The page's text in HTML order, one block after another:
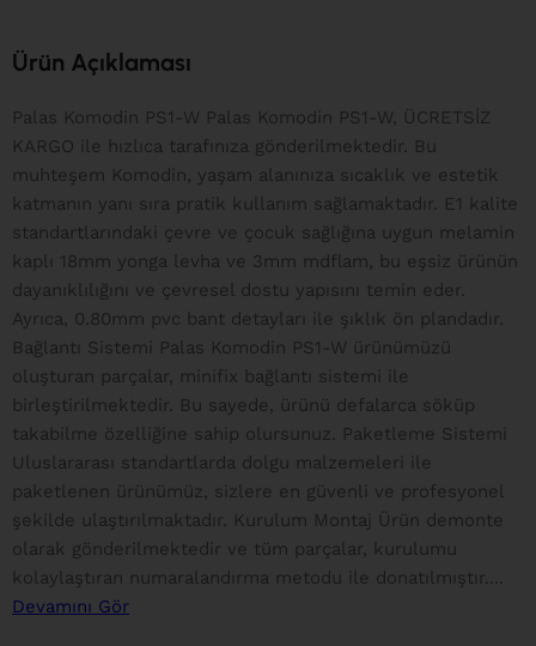
Ürün Açıklaması
Palas Komodin PS1-W Palas Komodin PS1-W, ÜCRETSİZ
KARGO ile hızlıca tarafınıza gönderilmektedir. Bu
muhteşem Komodin, yaşam alanınıza sıcaklık ve estetik
katmanın yanı sıra pratik kullanım sağlamaktadır. E1 kalite
standartlarındaki çevre ve çocuk sağlığına uygun melamin
kaplı 18mm yonga levha ve 3mm mdflam, bu eşsiz ürünün
dayanıklılığını ve çevresel dostu yapısını temin eder.
Ayrıca, 0.80mm pvc bant detayları ile şıklık ön plandadır.
Bağlantı Sistemi Palas Komodin PS1-W ürünümüzü
oluşturan parçalar, minifix bağlantı sistemi ile
birleştirilmektedir. Bu sayede, ürünü defalarca söküp
takabilme özelliğine sahip olursunuz. Paketleme Sistemi
Uluslararası standartlarda dolgu malzemeleri ile
paketlenen ürünümüz, sizlere en güvenli ve profesyonel
şekilde ulaştırılmaktadır. Kurulum Montaj Ürün demonte
olarak gönderilmektedir ve tüm parçalar, kurulumu
kolaylaştıran numaralandırma metodu ile donatılmıştır....
Devamını Gör